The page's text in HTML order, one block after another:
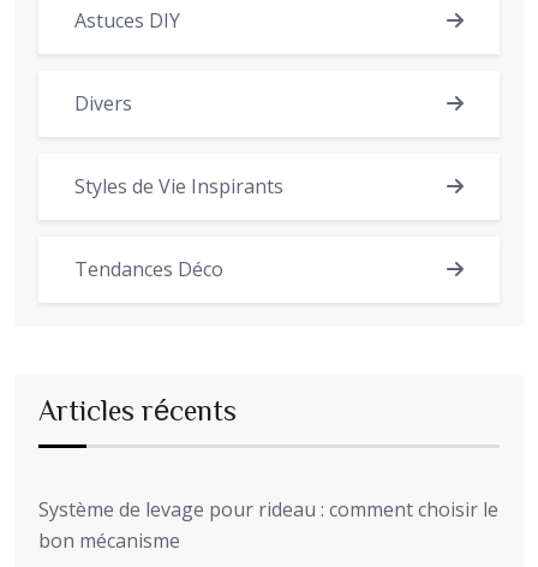
Astuces DIY
Divers
Styles de Vie Inspirants
Tendances Déco
Articles récents
Système de levage pour rideau : comment choisir le
bon mécanisme